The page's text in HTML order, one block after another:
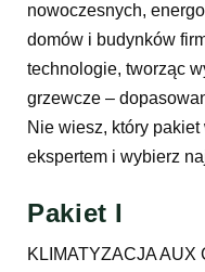
nowoczesnych,
domów i budynków
technologie, tworząc
grzewcze –
Nie wiesz, który
ekspertem i wybierz
Pakiet I
KLIMATYZACJA AUX